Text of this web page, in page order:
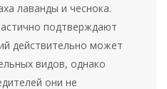
лаванды и чеснока.
подтверждают
действительно может
видов, однако
они не